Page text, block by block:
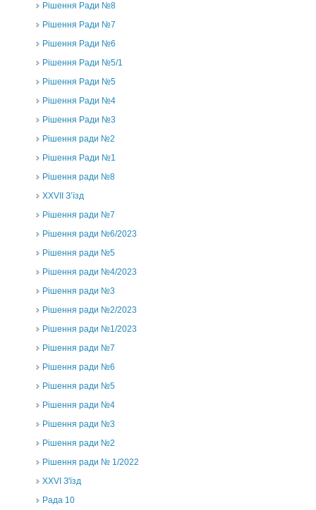
Рішення Ради №8
Рішення Ради №7
Рішення Ради №6
Рішення Ради №5/1
Рішення Ради №5
Рішення Ради №4
Рішення Ради №3
Рішення ради №2
Рішення Ради №1
Рішення ради №8
ХХVII З’їзд
Рішення ради №7
Рішення ради №6/2023
Рішення ради №5
Рішення ради №4/2023
Рішення ради №3
Рішення ради №2/2023
Рішення ради №1/2023
Рішення ради №7
Рішення ради №6
Рішення ради №5
Рішення ради №4
Рішення ради №3
Рішення ради №2
Рішення ради № 1/2022
XXVI З'їзд
Рада 10